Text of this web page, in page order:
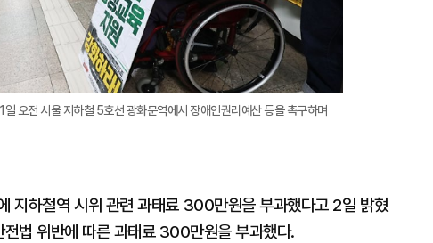
오전 서울 지하철 5호선 광화문역에서 장애인권리예산 등을 촉구하며
지하철역 시위 관련 과태료 300만원을 부과했다고 2일 밝혔
법 위반에 따른 과태료 300만원을 부과했다.